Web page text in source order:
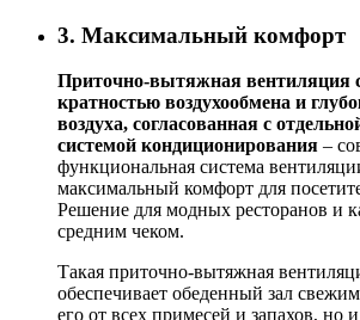
3. Максимальный комфорт
Приточно-вытяжная вентиляция
кратностью воздухообмена и
воздуха, согласованная с
системой кондиционирования –
функциональная система
максимальный комфорт для
Решение для модных ресторанов и
средним чеком.
Такая приточно-вытяжная
обеспечивает обеденный зал
его от всех примесей и запахов, но